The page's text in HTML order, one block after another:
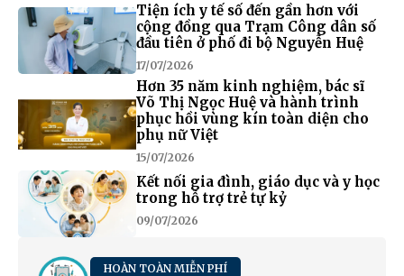
Tiện ích y tế số đến gần hơn với
cộng đồng qua Trạm Công dân số
đầu tiên ở phố đi bộ Nguyễn Huệ
17/07/2026
Hơn 35 năm kinh nghiệm, bác sĩ
Võ Thị Ngọc Huệ và hành trình
phục hồi vùng kín toàn diện cho
phụ nữ Việt
15/07/2026
Kết nối gia đình, giáo dục và y học
trong hỗ trợ trẻ tự kỷ
09/07/2026
HOÀN TOÀN MIỄN PHÍ